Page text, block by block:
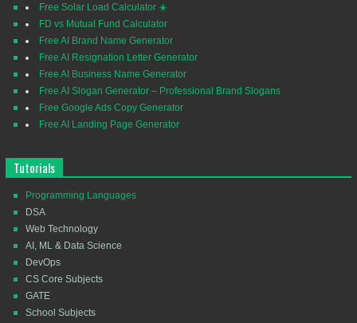
Free Solar Load Calculator ☀️
FD vs Mutual Fund Calculator
Free AI Brand Name Generator
Free AI Resignation Letter Generator
Free AI Business Name Generator
Free AI Slogan Generator – Professional Brand Slogans
Free Google Ads Copy Generator
Free AI Landing Page Generator
Tutorials
Programming Languages
DSA
Web Technology
AI, ML & Data Science
DevOps
CS Core Subjects
GATE
School Subjects